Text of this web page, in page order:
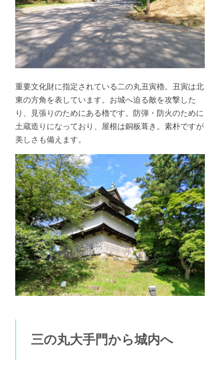
重要文化財に指定されている二の丸丑寅櫓。丑寅は北
東の方角を表しています。お城へ迫る敵を攻撃した
り、見張りのためにある櫓です。防弾・防火のために
土蔵造りになっており、屋根は銅板葺き。素朴ですが
美しさも備えます。
三の丸大手門から城内へ